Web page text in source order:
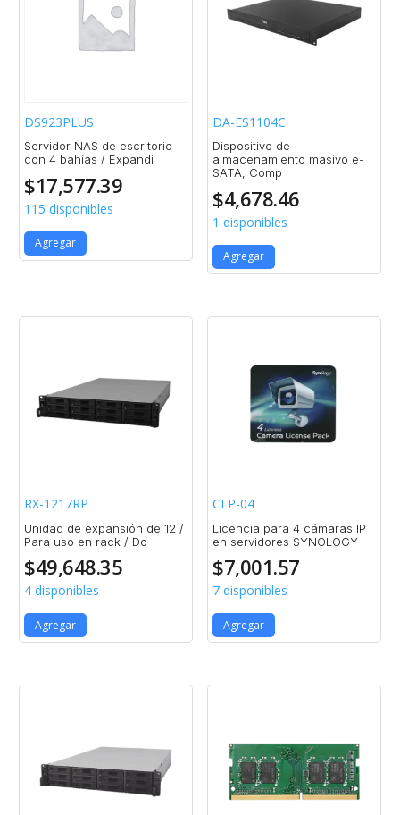
DS923PLUS
Servidor NAS de escritorio
con 4 bahías / Expandi
$17,577.39
115 disponibles
Agregar
DA-ES1104C
Dispositivo de
almacenamiento masivo e-
SATA, Comp
$4,678.46
1 disponibles
Agregar
RX-1217RP
Unidad de expansión de 12 /
Para uso en rack / Do
$49,648.35
4 disponibles
Agregar
CLP-04
Licencia para 4 cámaras IP
en servidores SYNOLOGY
$7,001.57
7 disponibles
Agregar